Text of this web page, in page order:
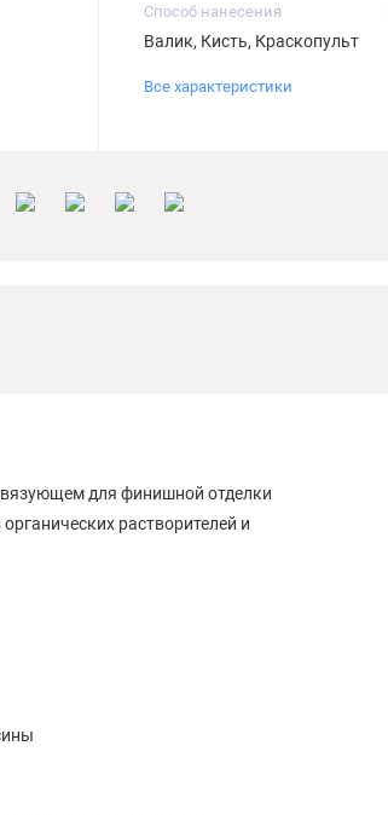
Способ нанесения
Валик, Кисть, Краскопульт
Все характеристики
для финишной отделки
растворителей и